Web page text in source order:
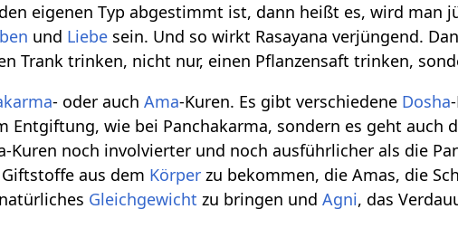
eigenen Typ abgestimmt ist, dann heißt es, wird man
und Liebe sein. Und so wirkt Rasayana verjüngend.
Trank trinken, nicht nur, einen Pflanzensaft trinken,
- oder auchAma-Kuren. Es gibt verschiedene Dosha
Entgiftung, wie bei Panchakarma, sondern es geht auch
Kuren noch involvierter und noch ausführlicher als die
aus dem Körper zu bekommen, die Amas, die
Gleichgewicht zu bringen undAgni, das